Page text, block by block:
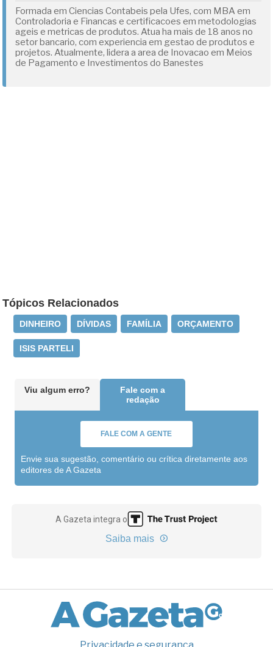
Formada em Ciencias Contabeis pela Ufes, com MBA em
Controladoria e Financas e certificacoes em metodologias
ageis e metricas de produtos. Atua ha mais de 18 anos no
setor bancario, com experiencia em gestao de produtos e
projetos. Atualmente, lidera a area de Inovacao em Meios
de Pagamento e Investimentos do Banestes
Tópicos Relacionados
DINHEIRO DÍVIDAS FAMÍLIA ORÇAMENTO
ISIS PARTELI
Viu algum erro?
Fale com a
redação
FALE COM A GENTE
Envie sua sugestão, comentário ou crítica diretamente aos
editores de A Gazeta
A Gazeta integra o
Saiba mais